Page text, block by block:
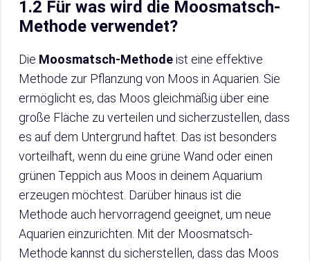
1.2 Für was wird die Moosmatsch-
Methode verwendet?
Die Moosmatsch-Methodeist eine effektive
Methode zur Pflanzung von Moos in Aquarien. Sie
ermöglicht es, das Moos gleichmäßig über eine
große Fläche zu verteilen und sicherzustellen, dass
es auf dem Untergrund haftet. Das ist besonders
vorteilhaft, wenn du eine grüne Wand oder einen
grünen Teppich aus Moos in deinem Aquarium
erzeugen möchtest. Darüber hinaus ist die
Methode auch hervorragend geeignet, um neue
Aquarien einzurichten. Mit der Moosmatsch-
Methode kannst du sicherstellen, dass das Moos